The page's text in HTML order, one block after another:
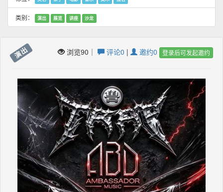
类别： 演出 展览 讲座 沙龙
演出 浏览90｜ 评论0 | 邀约0 登录后可发起邀约